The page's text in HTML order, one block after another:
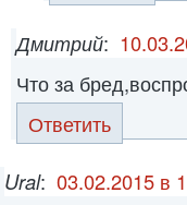
Дмитрий:
Что за
Ответить
Ural: 03.02.2015 в